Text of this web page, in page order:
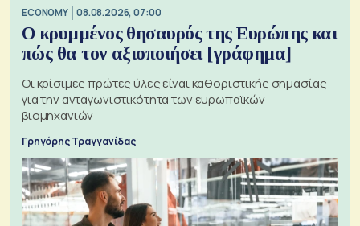
ECONOMY 08.08.2026, 07:00
Ο κρυμμένος θησαυρός της Ευρώπης και
πώς θα τον αξιοποιήσει [γράφημα]
Οι κρίσιμες πρώτες ύλες είναι καθοριστικής σημασίας
για την ανταγωνιστικότητα των ευρωπαϊκών
βιομηχανιών
Γρηγόρης Τραγγανίδας